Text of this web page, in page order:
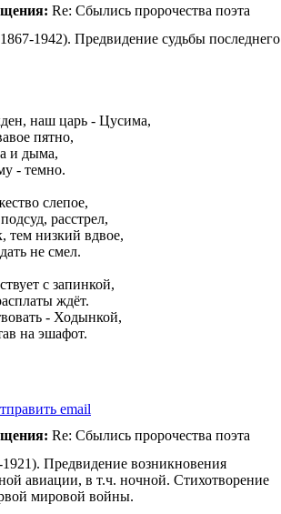
Re: Сбылись пророчества поэта
1942). Предвидение судьбы последнего
наш царь - Цусима,
пятно,
и дыма,
- темно.
слепое,
расстрел,
тем низкий вдвое,
не смел.
с запинкой,
ждёт.
- Ходынкой,
на эшафот.
Re: Сбылись пророчества поэта
Предвидение возникновения
авиации, в т.ч. ночной. Стихотворение
мировой войны.